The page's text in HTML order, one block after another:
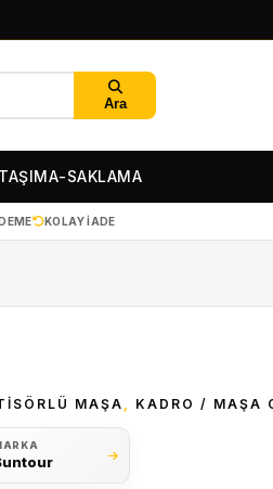
Ara
TAŞIMA-SAKLAMA
KOLAY IADE
MAŞA KADRO / MAŞA